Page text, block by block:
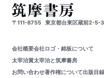
〒111-8755 東京都台東区蔵前2-5-3
会社概要会社ロゴ・銘板について
太宰治賞太宰治と筑摩書房
お問い合わせ著作権について出版目録